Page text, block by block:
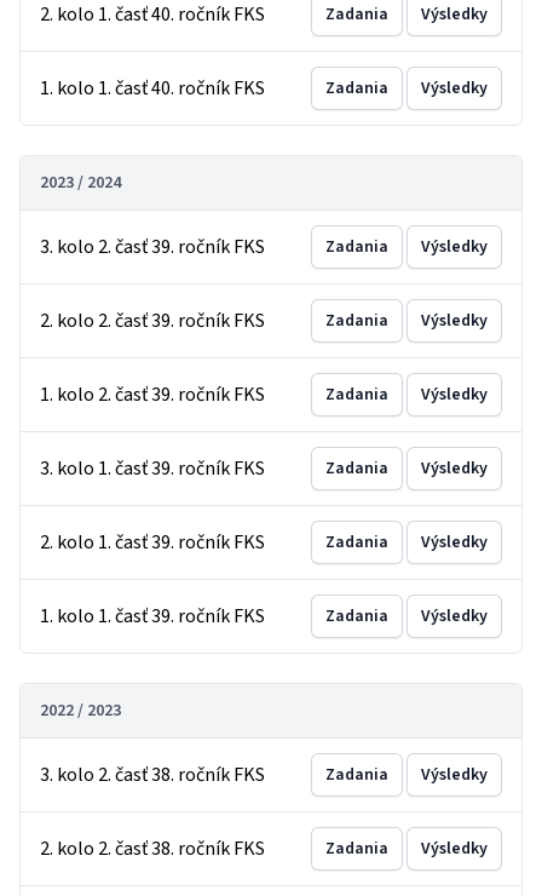
2. kolo 1. časť 40. ročník FKS Zadania Výsledky
1. kolo 1. časť 40. ročník FKS Zadania Výsledky
2023 / 2024
3. kolo 2. časť 39. ročník FKS Zadania Výsledky
2. kolo 2. časť 39. ročník FKS Zadania Výsledky
1. kolo 2. časť 39. ročník FKS Zadania Výsledky
3. kolo 1. časť 39. ročník FKS Zadania Výsledky
2. kolo 1. časť 39. ročník FKS Zadania Výsledky
1. kolo 1. časť 39. ročník FKS Zadania Výsledky
2022 / 2023
3. kolo 2. časť 38. ročník FKS Zadania Výsledky
2. kolo 2. časť 38. ročník FKS Zadania Výsledky